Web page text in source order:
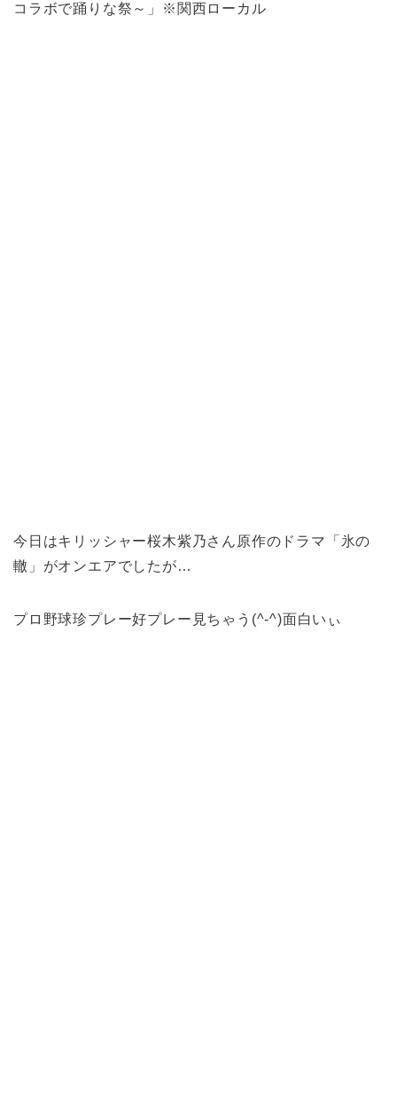
コラボで踊りな祭～」※関西ローカル
今日はキリッシャー桜木紫乃さん原作のドラマ「氷の
轍」がオンエアでしたが…
プロ野球珍プレー好プレー見ちゃう(^-^)面白いぃ